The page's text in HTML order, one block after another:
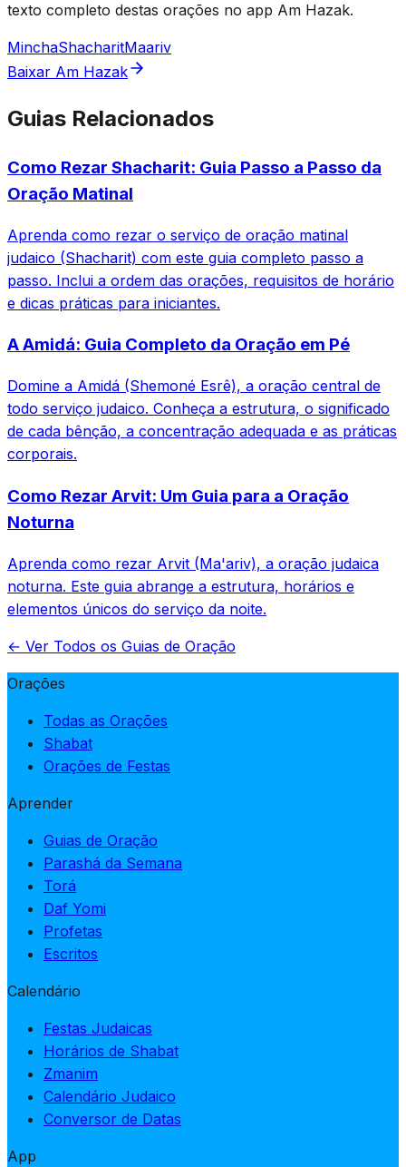
texto completo destas orações no app Am Hazak.
MinchaShacharitMaariv
Baixar Am Hazak
Guias Relacionados
Como Rezar Shacharit: Guia Passo a Passo da
Oração Matinal
Aprenda como rezar o serviço de oração matinal
judaico (Shacharit) com este guia completo passo a
passo. Inclui a ordem das orações, requisitos de horário
e dicas práticas para iniciantes.
A Amidá: Guia Completo da Oração em Pé
Domine a Amidá (Shemoné Esrê), a oração central de
todo serviço judaico. Conheça a estrutura, o significado
de cada bênção, a concentração adequada e as práticas
corporais.
Como Rezar Arvit: Um Guia para a Oração
Noturna
Aprenda como rezar Arvit (Ma'ariv), a oração judaica
noturna. Este guia abrange a estrutura, horários e
elementos únicos do serviço da noite.
← Ver Todos os Guias de Oração
Orações
Todas as Orações
Shabat
Orações de Festas
Aprender
Guias de Oração
Parashá da Semana
Torá
Daf Yomi
Profetas
Escritos
Calendário
Festas Judaicas
Horários de Shabat
Zmanim
Calendário Judaico
Conversor de Datas
App